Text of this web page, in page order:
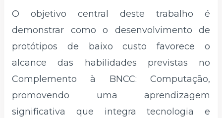
O objetivo central deste trabalho é
demonstrar como o desenvolvimento de
protótipos de baixo custo favorece o
alcance das habilidades previstas no
Complemento à BNCC: Computação,
promovendo uma aprendizagem
significativa que integra tecnologia e